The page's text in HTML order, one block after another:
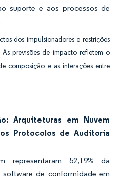
suporte e aos processos de
dos impulsionadores e restrições
previsões de impacto refletem o
composição e as interações entre
Arquiteturas em Nuvem
Protocolos de Auditoria
representaram 52,19% da
de conformidade em